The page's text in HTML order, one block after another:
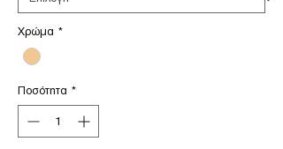
Χρώμα *
Ποσότητα *